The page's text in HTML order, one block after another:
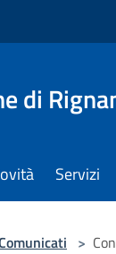
di
Servizi
>